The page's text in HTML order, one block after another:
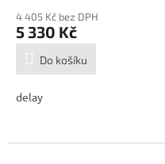
4 405 Kč bez DPH
5 330 Kč
Do košíku
delay